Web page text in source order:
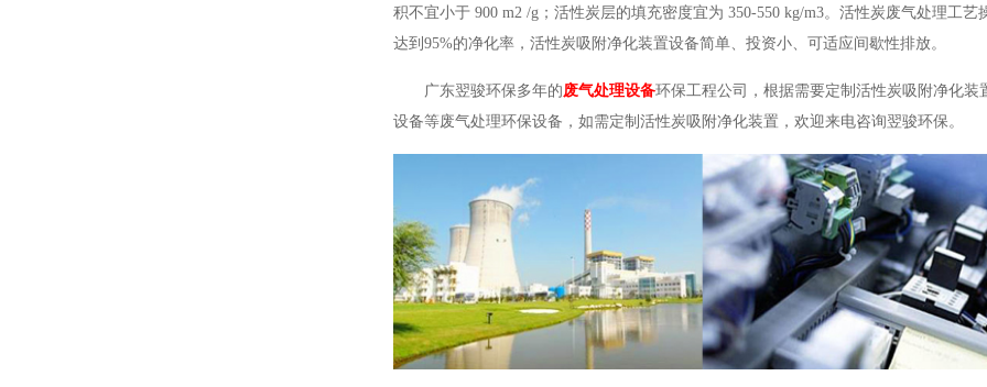
积不宜小于 900 m2 /g；活性炭层的填充密度宜为 350-550 kg/m3。活性炭废气处理工
达到95%的净化率，活性炭吸附净化装置设备简单、投资小、可适应间歇性排放。
广东翌骏环保多年的废气处理设备环保工程公司，根据需要定制活性炭吸附净化
设备等废气处理环保设备，如需定制活性炭吸附净化装置，欢迎来电咨询翌骏环保。